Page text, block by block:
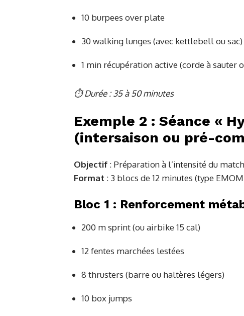
10 burpees over plate
30 walking lunges (avec kettlebell ou sac)
1 min récupération active (corde à sauter
⏱ Durée : 35 à 50 minutes
Exemple 2 : Séance «
(intersaison ou pré-
Objectif : Préparation à l’intensité du match
Format : 3 blocs de 12 minutes (type
Bloc 1 : Renforcement
200 m sprint (ou airbike 15 cal)
12 fentes marchées lestées
8 thrusters (barre ou haltères légers)
10 box jumps